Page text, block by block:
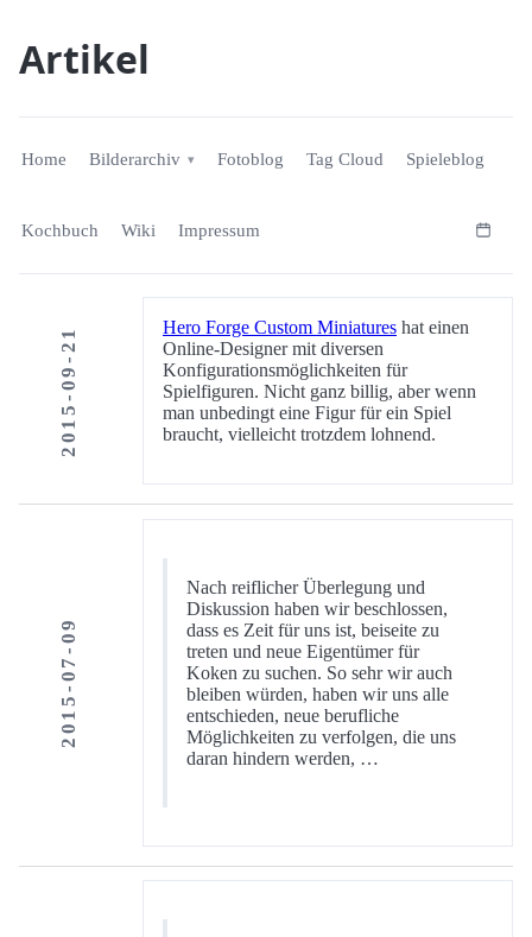
Artikel
Home Bilderarchiv Fotoblog Tag Cloud Spieleblog
Kochbuch Wiki Impressum
2015-09-21 Hero Forge Custom Miniatures hat einen
Online-Designer mit diversen
Konfigurationsmöglichkeiten für
Spielfiguren. Nicht ganz billig, aber wenn
man unbedingt eine Figur für ein Spiel
braucht, vielleicht trotzdem lohnend.
2015-07-09
Nach reiflicher Überlegung und
Diskussion haben wir beschlossen,
dass es Zeit für uns ist, beiseite zu
treten und neue Eigentümer für
Koken zu suchen. So sehr wir auch
bleiben würden, haben wir uns alle
entschieden, neue berufliche
Möglichkeiten zu verfolgen, die uns
daran hindern werden, …